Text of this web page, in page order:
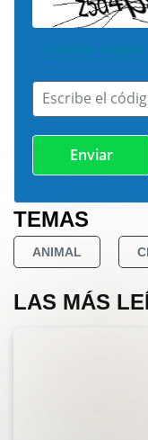
Cambiar imagen
Escribe el
TEMAS
ANIMAL
LAS MÁS